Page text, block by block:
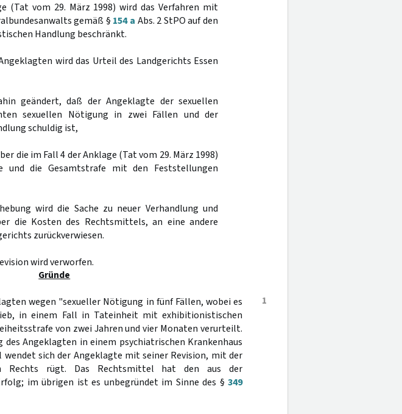
(Tat vom 29. März 1998) wird das Verfahren mit
gemäß § 154 a Abs. 2 StPO auf den
Handlung beschränkt.
wird das Urteil des Landgerichts Essen
geändert, daß der Angeklagte der sexuellen
sexuellen Nötigung in zwei Fällen und der
schuldig ist,
die im Fall 4 der Anklage (Tat vom 29. März 1998)
und die Gesamtstrafe mit den Feststellungen
wird die Sache zu neuer Verhandlung und
die Kosten des Rechtsmittels, an eine andere
zurückverwiesen.
wird verworfen.
Gründe
1
wegen "sexueller Nötigung in fünf Fällen, wobei es
in einem Fall in Tateinheit mit exhibitionistischen
von zwei Jahren und vier Monaten verurteilt.
Angeklagten in einem psychiatrischen Krankenhaus
wendet sich der Angeklagte mit seiner Revision, mit der
Rechts rügt. Das Rechtsmittel hat den aus der
im übrigen ist es unbegründet im Sinne des § 349